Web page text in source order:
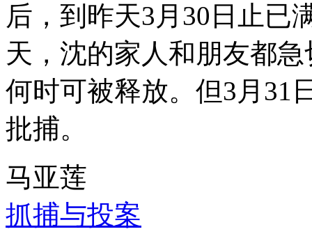
后，到昨天3月30日止已
天，沈的家人和朋友都
何时可被释放。但3月31
批捕。
马亚莲
抓捕与投案